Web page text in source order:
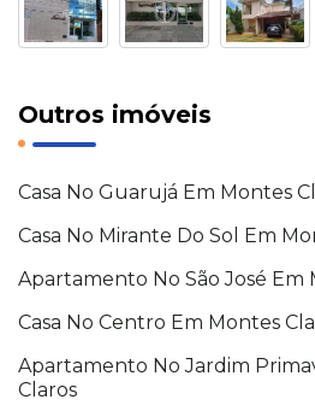
Outros imóveis
Casa No Guarujá Em Montes
Casa No Mirante Do Sol Em
Apartamento No São José Em
Casa No Centro Em Montes
Apartamento No Jardim
Claros